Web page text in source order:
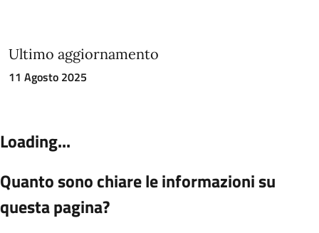
Ultimo aggiornamento
11 Agosto 2025